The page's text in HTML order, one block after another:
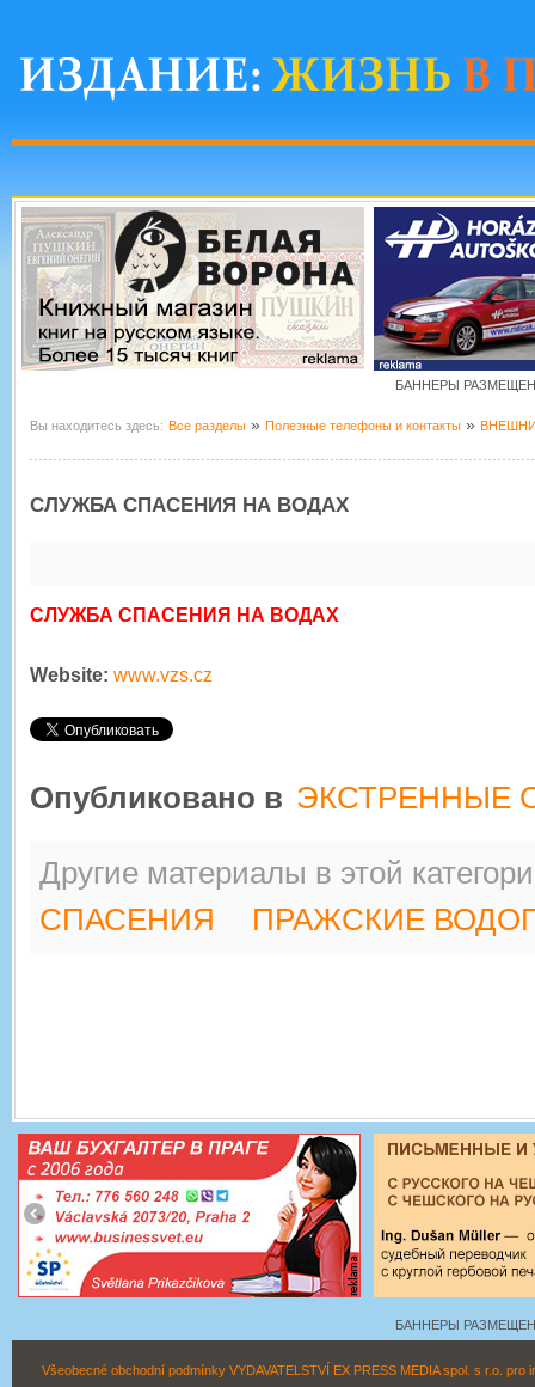
БАННЕРЫ РАЗМЕЩЕНЫ
Вы находитесь здесь: Все разделы » Полезные телефоны и контакты »
СЛУЖБА СПАСЕНИЯ НА ВОДАХ
СЛУЖБА СПАСЕНИЯ НА ВОДАХ
Website: www.vzs.cz
Опубликовано в ЭКСТРЕННЫЕ
Другие материалы в этой
СПАСЕНИЯ
ПРАЖСКИЕ
БАННЕРЫ РАЗМЕЩЕНЫ
Všeobecné obchodní podmínky VYDAVATELSTVÍ EX PRESS MEDIA spol. s r.o.